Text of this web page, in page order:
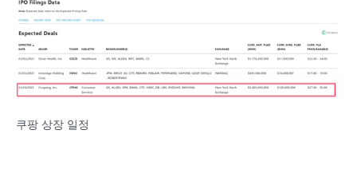
쿠팡 상장 일정